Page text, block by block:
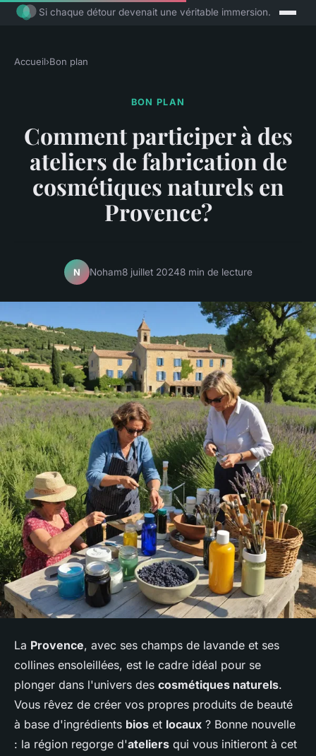
Si chaque détour devenait une véritable immersion.
Accueil›Bon plan
BON PLAN
Comment participer à des
ateliers de fabrication de
cosmétiques naturels en
Provence?
N Noham8 juillet 20248 min de lecture
La Provence, avec ses champs de lavande et ses
collines ensoleillées, est le cadre idéal pour se
plonger dans l'univers des cosmétiques naturels.
Vous rêvez de créer vos propres produits de beauté
à base d'ingrédients bios et locaux ? Bonne nouvelle
: la région regorge d'ateliers qui vous initieront à cet